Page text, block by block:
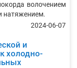
волочением
натяжением.
2024-06-07
и
холодно-